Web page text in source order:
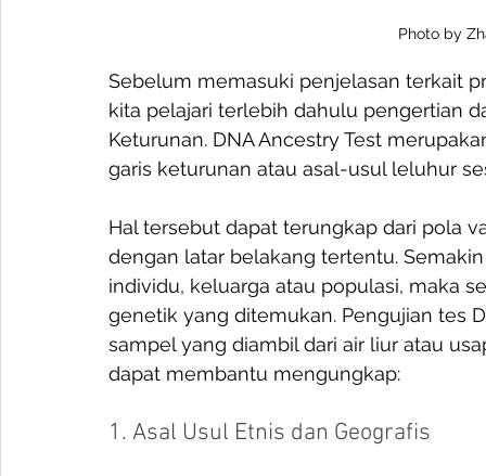
Photo by
Sebelum memasuki penjelasan terkait
kita pelajari terlebih dahulu pengertian
Keturunan. DNA Ancestry Test
garis keturunan atau asal-usul leluhur
Hal tersebut dapat terungkap dari pola
dengan latar belakang tertentu.
individu, keluarga atau populasi, maka
genetik yang ditemukan. Pengujian tes
sampel yang diambil dari air liur atau
dapat membantu mengungkap:
1. Asal Usul Etnis dan Geografis